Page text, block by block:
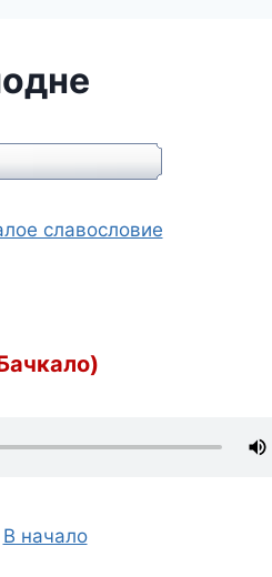
славословие
В начало